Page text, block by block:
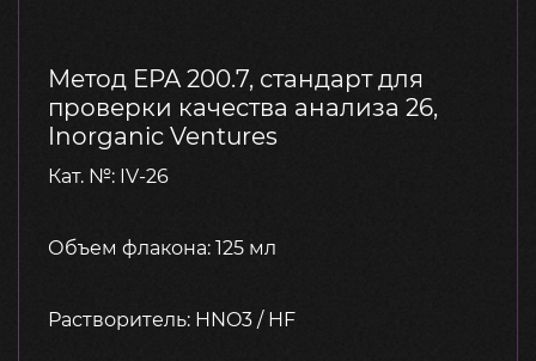
Метод EPA 200.7, стандарт для
проверки качества анализа 26,
Inorganic Ventures
Кат. №: IV-26
Объем флакона: 125 мл
Растворитель: HNO3 / HF